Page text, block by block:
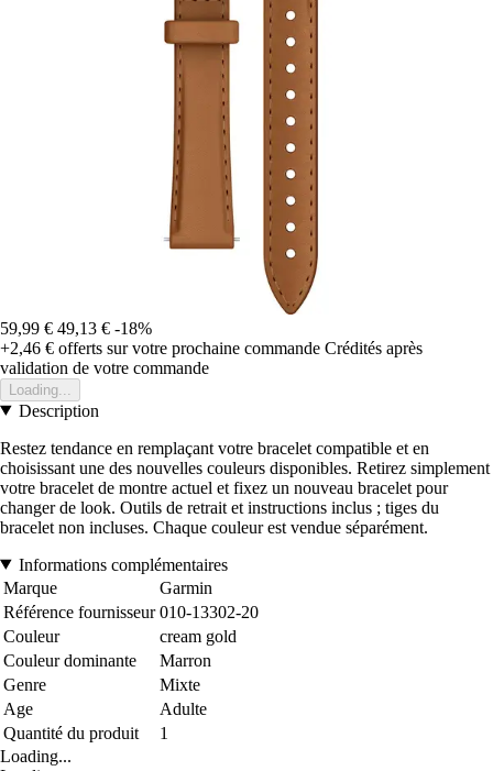
59,99 € 49,13 € -18%
+2,46 € offerts sur votre prochaine commande Crédités après
validation de votre commande
Loading...
Description
Restez tendance en remplaçant votre bracelet compatible et en
choisissant une des nouvelles couleurs disponibles. Retirez simplement
votre bracelet de montre actuel et fixez un nouveau bracelet pour
changer de look. Outils de retrait et instructions inclus ; tiges du
bracelet non incluses. Chaque couleur est vendue séparément.
Informations complémentaires
Marque
Garmin
Référence fournisseur 010-13302-20
Couleur
cream gold
Couleur dominante
Marron
Genre
Mixte
Age
Adulte
Quantité du produit
1
Loading...